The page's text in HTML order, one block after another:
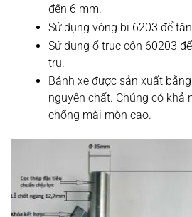
đến 6 mm.
Sử dụng vòng bi 6203 để
Sử dụng ổ trục côn 60203
trụ.
Bánh xe được sản xuất
nguyên chất. Chúng có khả
chống mài mòn cao.